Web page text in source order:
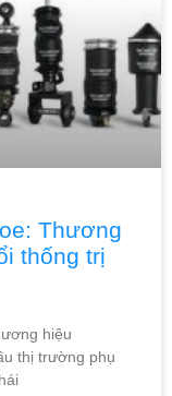
Thương
thống trị
hiệu
thị trường phụ